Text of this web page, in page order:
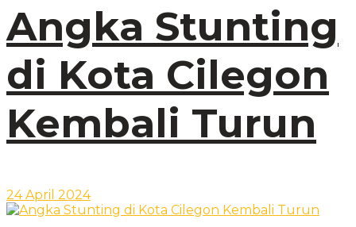
Angka Stunting
di Kota Cilegon
Kembali Turun
24 April 2024